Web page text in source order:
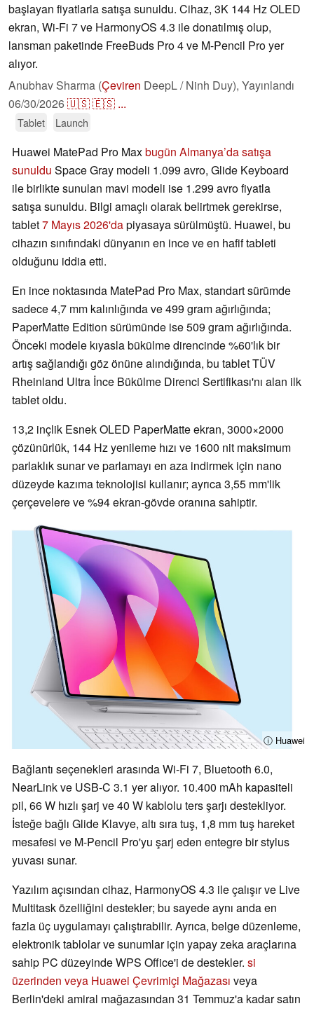
başlayan fiyatlarla satışa sunuldu. Cihaz, 3K 144 Hz OLED
ekran, Wi-Fi 7 ve HarmonyOS 4.3 ile donatılmış olup,
lansman paketinde FreeBuds Pro 4 ve M-Pencil Pro yer
alıyor.
Anubhav Sharma (Çeviren DeepL / Ninh Duy), Yayınlandı
06/30/2026🇺🇸🇪🇸 ...
Tablet Launch
Huawei MatePad Pro Maxbugün Almanya’da satışa
sunuldu Space Gray modeli 1.099 avro, Glide Keyboard
ile birlikte sunulan mavi modeli ise 1.299 avro fiyatla
satışa sunuldu. Bilgi amaçlı olarak belirtmek gerekirse,
tablet7 Mayıs 2026'dapiyasaya sürülmüştü. Huawei, bu
cihazın sınıfındaki dünyanın en ince ve en hafif tableti
olduğunu iddia etti.
En ince noktasında MatePad Pro Max, standart sürümde
sadece 4,7 mm kalınlığında ve 499 gram ağırlığında;
PaperMatte Edition sürümünde ise 509 gram ağırlığında.
Önceki modele kıyasla bükülme direncinde %60'lık bir
artış sağlandığı göz önüne alındığında, bu tablet TÜV
Rheinland Ultra İnce Bükülme Direnci Sertifikası'nı alan ilk
tablet oldu.
13,2 inçlik Esnek OLED PaperMatte ekran, 3000×2000
çözünürlük, 144 Hz yenileme hızı ve 1600 nit maksimum
parlaklık sunar ve parlamayı en aza indirmek için nano
düzeyde kazıma teknolojisi kullanır; ayrıca 3,55 mm'lik
çerçevelere ve %94 ekran-gövde oranına sahiptir.
ⓘ Huawei
Bağlantı seçenekleri arasında Wi-Fi 7, Bluetooth 6.0,
NearLink ve USB-C 3.1 yer alıyor. 10.400 mAh kapasiteli
pil, 66 W hızlı şarj ve 40 W kablolu ters şarjı destekliyor.
İsteğe bağlı Glide Klavye, altı sıra tuş, 1,8 mm tuş hareket
mesafesi ve M-Pencil Pro'yu şarj eden entegre bir stylus
yuvası sunar.
Yazılım açısından cihaz, HarmonyOS 4.3 ile çalışır ve Live
Multitask özelliğini destekler; bu sayede aynı anda en
fazla üç uygulamayı çalıştırabilir. Ayrıca, belge düzenleme,
elektronik tablolar ve sunumlar için yapay zeka araçlarına
sahip PC düzeyinde WPS Office'i de destekler. si
üzerinden veya Huawei Çevrimiçi Mağazası veya
Berlin'deki amiral mağazasından 31 Temmuz'a kadar satın